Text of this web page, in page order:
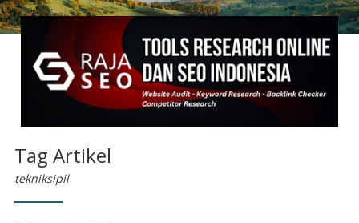
Tag Artikel
tekniksipil